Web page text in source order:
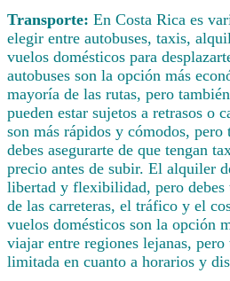
Transporte: En Costa Rica es
elegir entre autobuses, taxis,
vuelos domésticos para
autobuses son la opción más
mayoría de las rutas, pero
pueden estar sujetos a retrasos o
son más rápidos y cómodos, pero
debes asegurarte de que tengan
precio antes de subir. El alquiler
libertad y flexibilidad, pero debes
de las carreteras, el tráfico y el
vuelos domésticos son la opción
viajar entre regiones lejanas,
limitada en cuanto a horarios y